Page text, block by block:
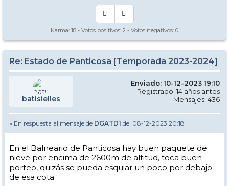
Karma: 18 - Votos positivos: 2 - Votos negativos: 0
Re: Estado de Panticosa [Temporada 2023-2024]
batisielles
Enviado: 10-12-2023 19:10
Registrado: 14 años antes
Mensajes: 436
» En respuesta al mensaje de DGATD1 del 08-12-2023 20:18
En el Balneario de Panticosa hay buen paquete de
nieve por encima de 2600m de altitud, toca buen
porteo, quizás se pueda esquiar un poco por debajo
de esa cota